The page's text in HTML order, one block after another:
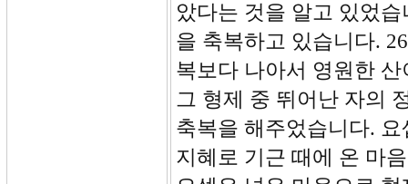
았다는 것을 알고 있었
을 축복하고 있습니다.
복보다 나아서 영원한
그 형제 중 뛰어난 자의
축복을 해주었습니다.
지혜로 기근 때에 온 마